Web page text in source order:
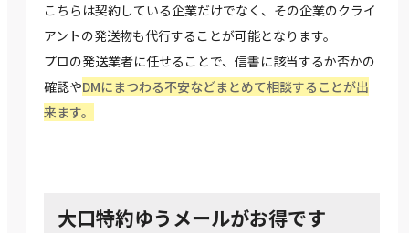
こちらは契約している企業だけでなく、その企業のクライ
アントの発送物も代行することが可能となります。
プロの発送業者に任せることで、信書に該当するか否かの
確認やDMにまつわる不安などまとめて相談することが出
来ます。
大口特約ゆうメールがお得です